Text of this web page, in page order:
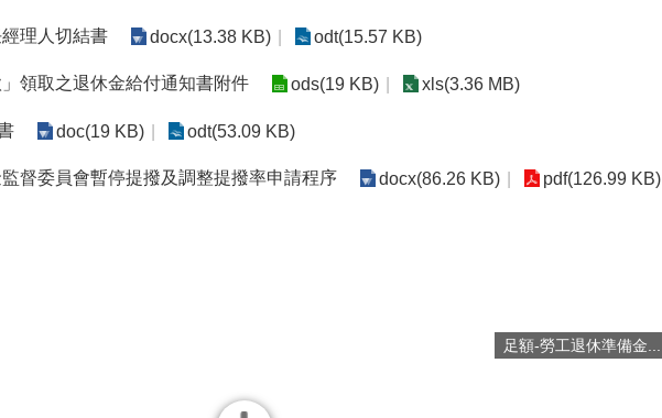
理人切結書 docx(13.38 KB) odt(15.57 KB)
領取之退休金給付通知書附件 ods(19 KB) xls(3.36 MB)
doc(19 KB) odt(53.09 KB)
督委員會暫停提撥及調整提撥率申請程序 docx(86.26 KB) pdf(126.99 KB)
足額-勞工退休準備金...